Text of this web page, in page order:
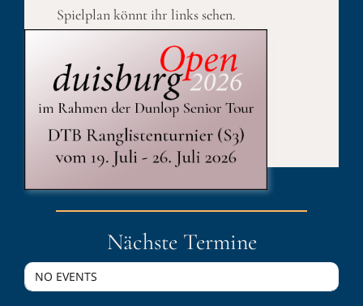
Spielplan könnt ihr links sehen.
Published On: 24. Juli 2025
Kategorien:duisburgOpen
Nächste Termine
NO EVENTS